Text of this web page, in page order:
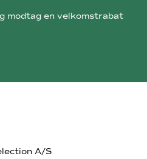
A/S
modtag en velkomstrabat